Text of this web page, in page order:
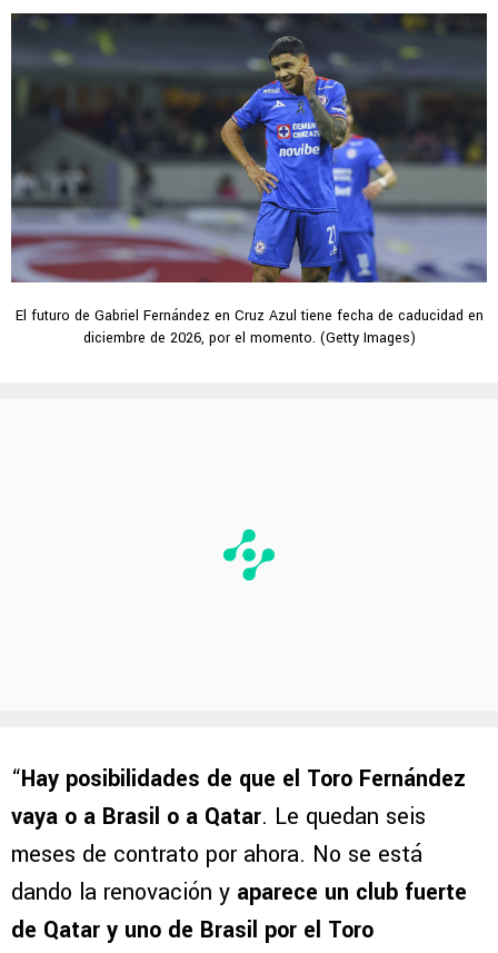
El futuro de Gabriel Fernández en Cruz Azul tiene fecha de caducidad en
diciembre de 2026, por el momento. (Getty Images)
“Hay posibilidades de que el Toro Fernández
vaya o a Brasil o a Qatar. Le quedan seis
meses de contrato por ahora. No se está
dando la renovación y aparece un club fuerte
de Qatar y uno de Brasil por el Toro